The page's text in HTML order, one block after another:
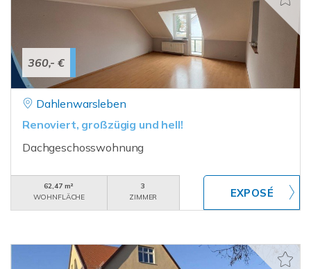
360,- €
Dahlenwarsleben
Renoviert, großzügig und hell!
Dachgeschosswohnung
62,47 m²
WOHNFLÄCHE
3
ZIMMER